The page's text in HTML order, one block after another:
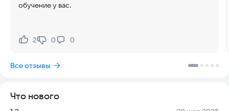
обучение у вас.
Нравится:
2Не нравится:
0 0
Все отзывы
Что нового